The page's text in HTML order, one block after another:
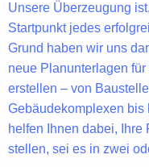
Unsere Überzeugung
Startpunkt jedes
Grund haben wir uns
neue Planunterlagen
erstellen – von
Gebäudekomplexen bis
helfen Ihnen dabei, Ihre
stellen, sei es in zwei